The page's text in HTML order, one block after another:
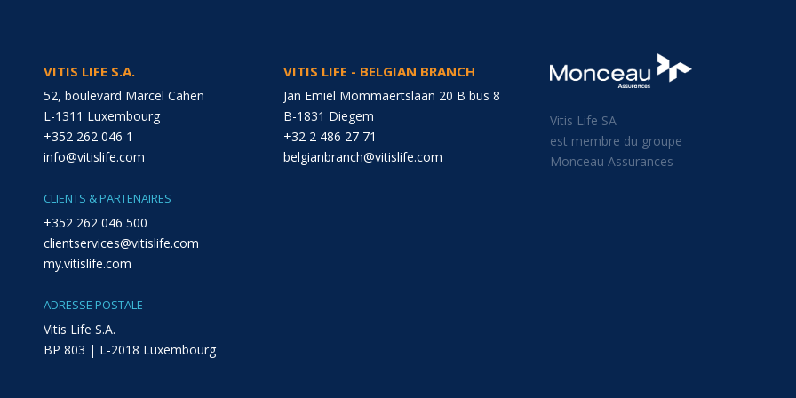
VITIS LIFE S.A.
52, boulevard Marcel Cahen
L-1311 Luxembourg
+352 262 046 1
info@vitislife.com
CLIENTS & PARTENAIRES
+352 262 046 500
clientservices@vitislife.com
my.vitislife.com
ADRESSE POSTALE
Vitis Life S.A.
BP 803 | L-2018 Luxembourg
VITIS LIFE - BELGIAN BRANCH
Jan Emiel Mommaertslaan 20 B bus 8
B-1831 Diegem
+32 2 486 27 71
belgianbranch@vitislife.com
Vitis Life SA
est membre du groupe
Monceau Assurances